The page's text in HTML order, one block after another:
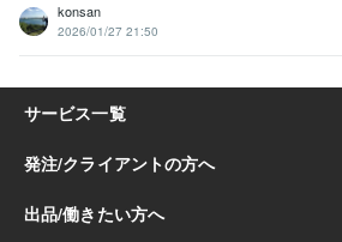
konsan
2026/01/27 21:50